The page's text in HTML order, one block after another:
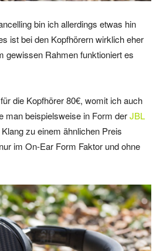
bin ich allerdings etwas hin
ist bei den Kopfhörern wirklich eher
gewissen Rahmen funktioniert es
die Kopfhörer 80€, womit ich auch
man beispielsweise in Form derJBL
zu einem ähnlichen Preis
im On-Ear Form Faktor und ohne